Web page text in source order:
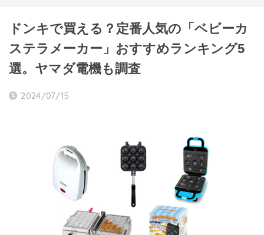
ドンキで買える？定番人気の「ベビーカ
ステラメーカー」おすすめランキング5
選。ヤマダ電機も調査
2024/07/15